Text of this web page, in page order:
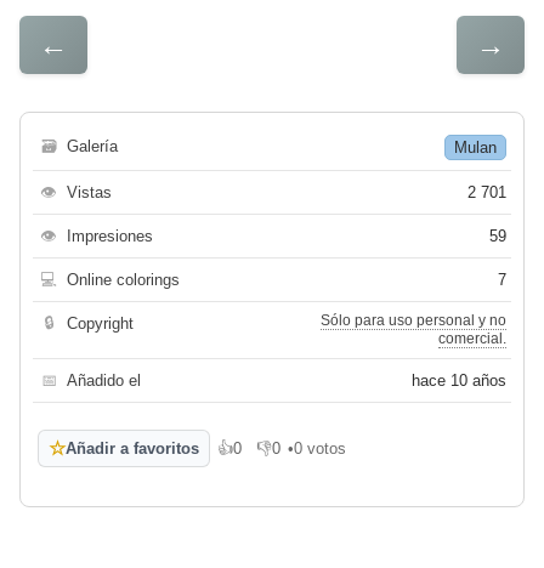
← →
🗃 Galería Mulan
👁 Vistas 2 701
👁 Impresiones 59
💻 Online colorings 7
🔒 Copyright
Sólo para uso personal y no
comercial.
📅 Añadido el hace 10 años
☆Añadir a favoritos 👍0
Me gusta
👎0
No me gusta
•0 votos